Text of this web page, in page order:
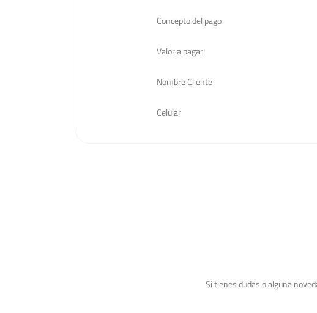
Concepto del pago
Valor a pagar
Nombre Cliente
Celular
Si tienes dudas o alguna